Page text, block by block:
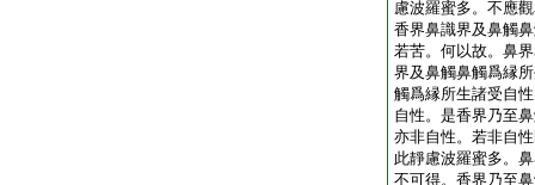
慮波羅蜜多。不應
香界鼻識界及鼻觸
若苦。何以故。鼻
界及鼻觸鼻觸爲縁
觸爲縁所生諸受自
自性。是香界乃至
亦非自性。若非自
此靜慮波羅蜜多。
不可得。香界乃至